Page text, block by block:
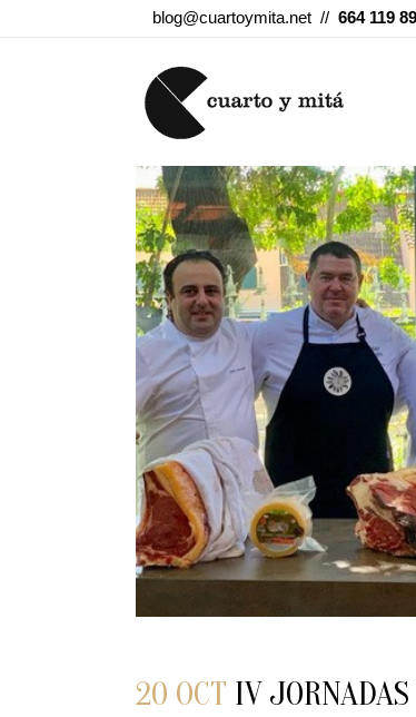
blog@cuartoymita.net // 664 119
20 OCT IV JORNADAS